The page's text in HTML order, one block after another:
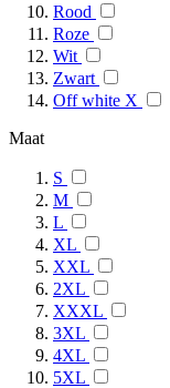
Rood
Roze
Wit
Zwart
Off white X
Maat
S
M
L
XL
XXL
2XL
XXXL
3XL
4XL
5XL